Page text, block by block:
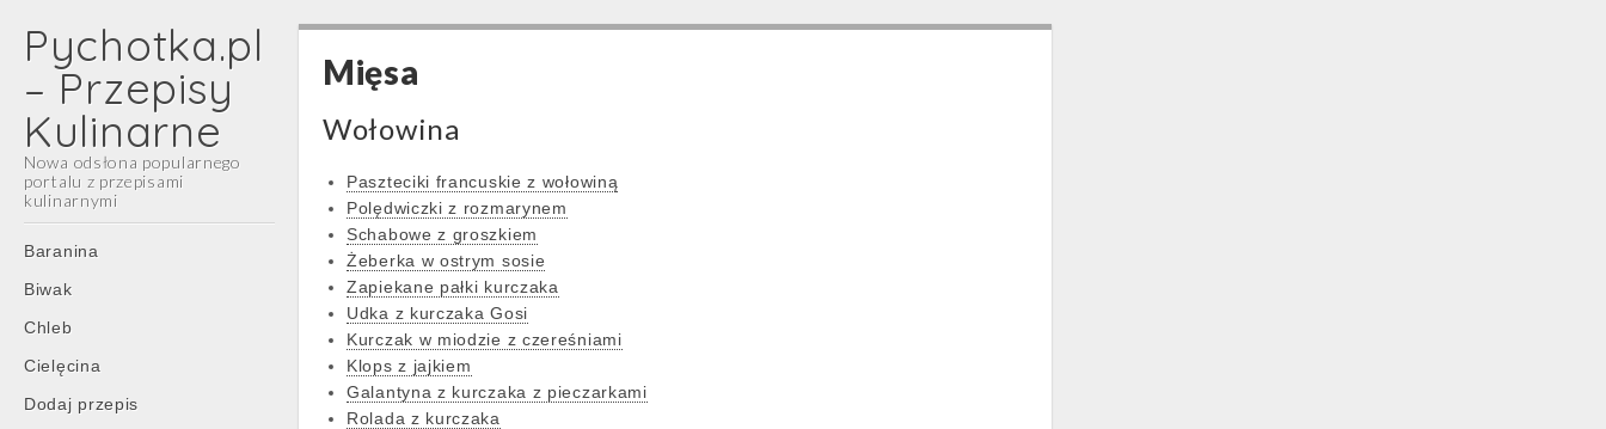
Pychotka.pl
– Przepisy
Kulinarne
Nowa odsłona popularnego
portalu z przepisami
kulinarnymi
Main
menu
Skip
content
Baranina
Biwak
Chleb
Cielęcina
Dodaj przepis
Mięsa
Wołowina
Paszteciki francuskie z wołowiną
Polędwiczki z rozmarynem
Schabowe z groszkiem
Żeberka w ostrym sosie
Zapiekane pałki kurczaka
Udka z kurczaka Gosi
Kurczak w miodzie z czereśniami
Klops z jajkiem
Galantyna z kurczaka z pieczarkami
Rolada z kurczaka